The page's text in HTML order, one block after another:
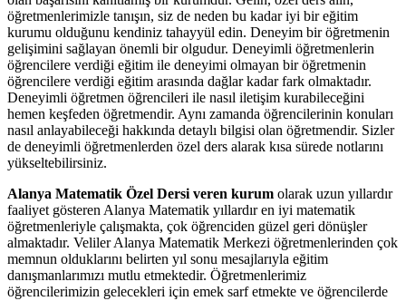
öğretmenlerimizle tanışın, siz de neden bu kadar iyi bir eğitim
kurumu olduğunu kendiniz tahayyül edin. Deneyim bir öğretmenin
gelişimini sağlayan önemli bir olgudur. Deneyimli öğretmenlerin
öğrencilere verdiği eğitim ile deneyimi olmayan bir öğretmenin
öğrencilere verdiği eğitim arasında dağlar kadar fark olmaktadır.
Deneyimli öğretmen öğrencileri ile nasıl iletişim kurabileceğini
hemen keşfeden öğretmendir. Aynı zamanda öğrencilerinin konuları
nasıl anlayabileceği hakkında detaylı bilgisi olan öğretmendir. Sizler
de deneyimli öğretmenlerden özel ders alarak kısa sürede notlarını
yükseltebilirsiniz.
Alanya Matematik Özel Dersi veren kurum olarak uzun yıllardır
faaliyet gösteren Alanya Matematik yıllardır en iyi matematik
öğretmenleriyle çalışmakta, çok öğrenciden güzel geri dönüşler
almaktadır. Veliler Alanya Matematik Merkezi öğretmenlerinden çok
memnun olduklarını belirten yıl sonu mesajlarıyla eğitim
danışmanlarımızı mutlu etmektedir. Öğretmenlerimiz
öğrencilerimizin gelecekleri için emek sarf etmekte ve öğrencilerde